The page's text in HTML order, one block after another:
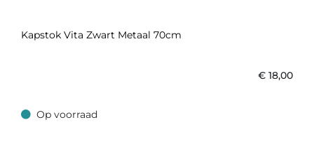
Kapstok Vita Zwart Metaal 70cm
€ 18,00
Op voorraad
Op voorraad